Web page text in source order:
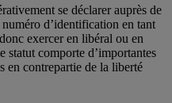
se déclarer auprès de
d’identification en tant
exercer en libéral ou en
comporte d’importantes
en contrepartie de la liberté